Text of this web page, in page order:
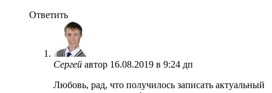
Ответить
Сергей автор 16.08.2019 в 9:24 дп
Любовь, рад, что получилось записать актуальный